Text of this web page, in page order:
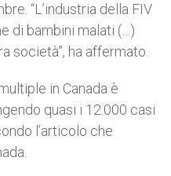
“L’industria della FIV
di bambini malati (…)
società”, ha affermato.
in Canada è
quasi i 12.000 casi
l’articolo che